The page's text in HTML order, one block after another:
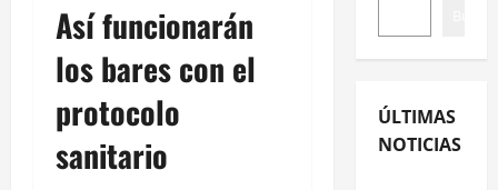
Así funcionarán
los bares con el
protocolo
sanitario
ÚLTIMAS
NOTICIAS